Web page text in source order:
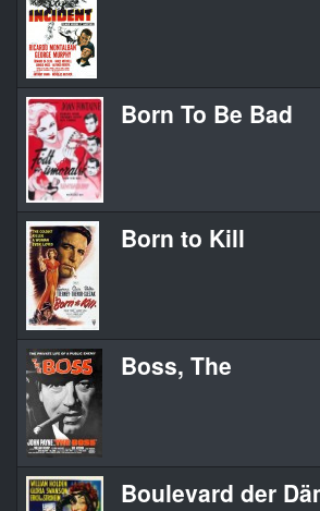
Born To Be Bad
Born to Kill
Boss, The
Boulevard der